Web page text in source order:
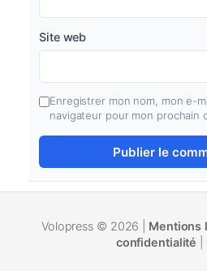
Site web
Enregistrer mon nom, mon e-
navigateur pour mon prochain
Volopress © 2026 | Mentions
confidentialité